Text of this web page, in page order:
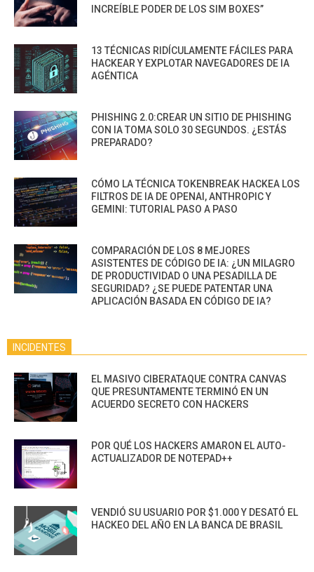
INCREÍBLE PODER DE LOS SIM BOXES”
13 TÉCNICAS RIDÍCULAMENTE FÁCILES PARA
HACKEAR Y EXPLOTAR NAVEGADORES DE IA
AGÉNTICA
PHISHING 2.0:CREAR UN SITIO DE PHISHING
CON IA TOMA SOLO 30 SEGUNDOS. ¿ESTÁS
PREPARADO?
CÓMO LA TÉCNICA TOKENBREAK HACKEA LOS
FILTROS DE IA DE OPENAI, ANTHROPIC Y
GEMINI: TUTORIAL PASO A PASO
COMPARACIÓN DE LOS 8 MEJORES
ASISTENTES DE CÓDIGO DE IA: ¿UN MILAGRO
DE PRODUCTIVIDAD O UNA PESADILLA DE
SEGURIDAD? ¿SE PUEDE PATENTAR UNA
APLICACIÓN BASADA EN CÓDIGO DE IA?
INCIDENTES
EL MASIVO CIBERATAQUE CONTRA CANVAS
QUE PRESUNTAMENTE TERMINÓ EN UN
ACUERDO SECRETO CON HACKERS
POR QUÉ LOS HACKERS AMARON EL AUTO-
ACTUALIZADOR DE NOTEPAD++
VENDIÓ SU USUARIO POR $1.000 Y DESATÓ EL
HACKEO DEL AÑO EN LA BANCA DE BRASIL